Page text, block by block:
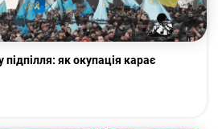
як окупація карає